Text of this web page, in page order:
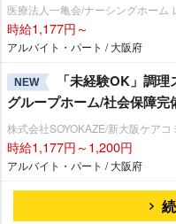
医療法人一亀会/ナーシングホーム
時給1,177円～
アルバイト・パート / 大阪府
NEW
「未経験OK」調
グループホーム/社会保障完
株式会社SOYOKAZE/新大阪ケア
時給1,177円～1,200円
アルバイト・パート / 大阪府